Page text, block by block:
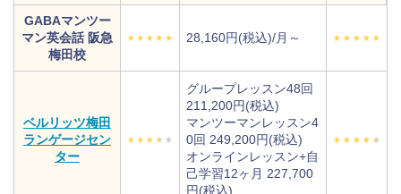
GABAマンツー
マン英会話 阪急
梅田校
28,160円(税込)/月～
ベルリッツ梅田
ランゲージセン
ター
グループレッスン48回
211,200円(税込)
マンツーマンレッスン4
0回 249,200円(税込)
オンラインレッスン+自
己学習12ヶ月 227,700
円(税込)